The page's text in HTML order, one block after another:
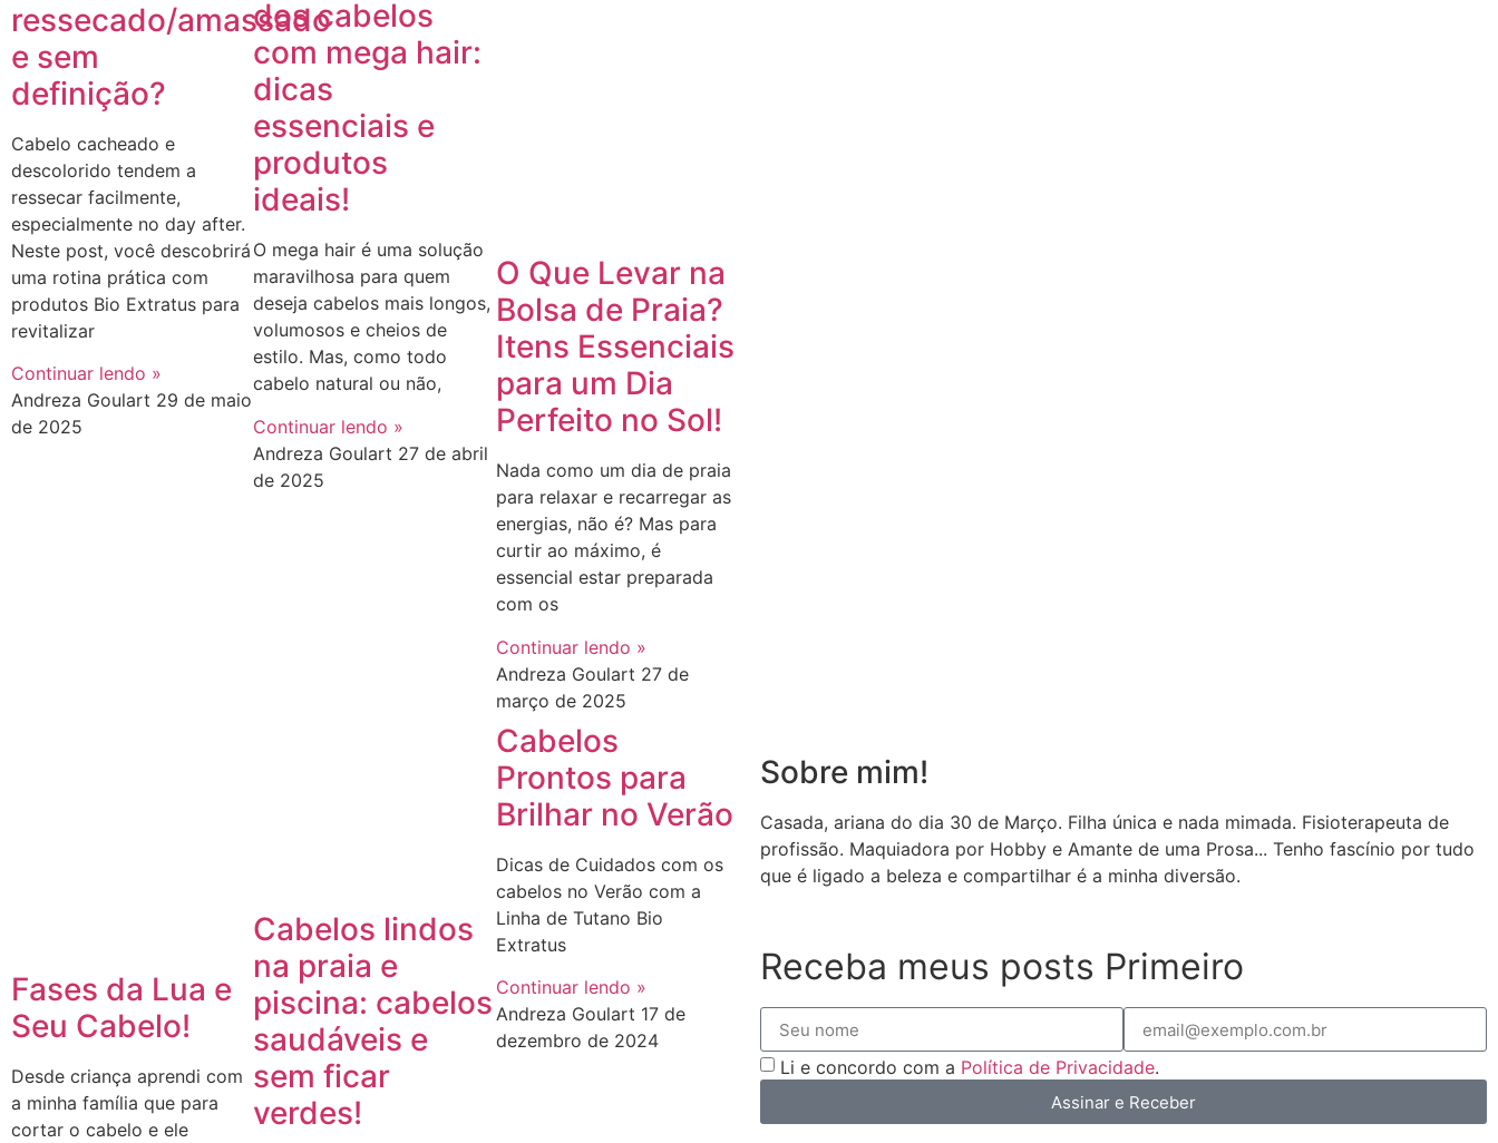
ressecado/amassado
e sem
definição?
Cabelo cacheado e
descolorido tendem a
ressecar facilmente,
especialmente no day after.
Neste post, você descobrirá
uma rotina prática com
produtos Bio Extratus para
revitalizar
Continuar lendo »
Andreza Goulart 29 de maio
de 2025
dos cabelos
com mega hair:
dicas
essenciais e
produtos
ideais!
O mega hair é uma solução
maravilhosa para quem
deseja cabelos mais longos,
volumosos e cheios de
estilo. Mas, como todo
cabelo natural ou não,
Continuar lendo »
Andreza Goulart 27 de abril
de 2025
O Que Levar na
Bolsa de Praia?
Itens Essenciais
para um Dia
Perfeito no Sol!
Nada como um dia de praia
para relaxar e recarregar as
energias, não é? Mas para
curtir ao máximo, é
essencial estar preparada
com os
Continuar lendo »
Andreza Goulart 27 de
março de 2025
Fases da Lua e
Seu Cabelo!
Desde criança aprendi com
a minha família que para
cortar o cabelo e ele
Cabelos lindos
na praia e
piscina: cabelos
saudáveis e
sem ficar
verdes!
Cabelos
Prontos para
Brilhar no Verão
Dicas de Cuidados com os
cabelos no Verão com a
Linha de Tutano Bio
Extratus
Continuar lendo »
Andreza Goulart 17 de
dezembro de 2024
Sobre mim!
Casada, ariana do dia 30 de Março. Filha única e nada mimada. Fisioterapeuta de
profissão. Maquiadora por Hobby e Amante de uma Prosa... Tenho fascínio por tudo
que é ligado a beleza e compartilhar é a minha diversão.
Receba meus posts Primeiro
Li e concordo com a Política de Privacidade.
Assinar e Receber